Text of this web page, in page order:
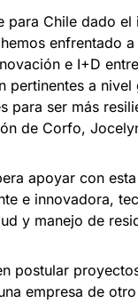
para Chile dado
enfrentado
e I+D
pertinentes a
para ser más
de Corfo,
apoyar con
e innovadora,
y manejo de
postular
empresa de